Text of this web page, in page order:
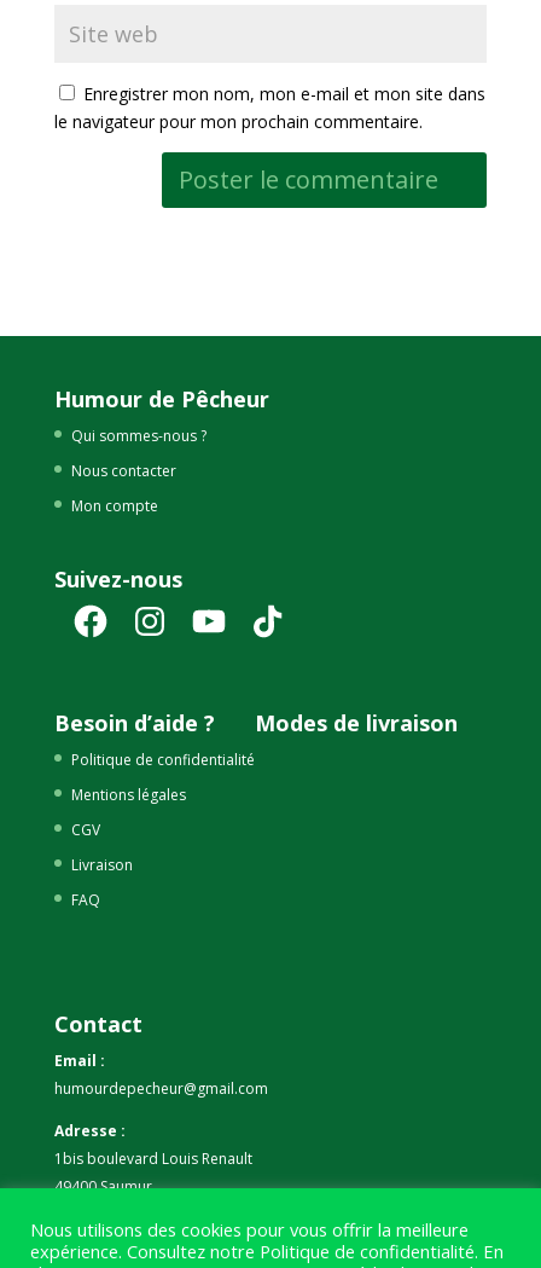
Enregistrer mon nom, mon e-mail et mon site dans
le navigateur pour mon prochain commentaire.
Humour de Pêcheur
Qui sommes-nous ?
Nous contacter
Mon compte
Suivez-nous
FacebookInstagramYouTube TikTok
Besoin d’aide ?
Politique de confidentialité
Mentions légales
CGV
Livraison
FAQ
Modes de livraison
Contact
Email :
humourdepecheur@gmail.com
Adresse :
1bis boulevard Louis Renault
49400 Saumur
Téléphone :
07 59 61 06 63
Nous utilisons des cookies pour vous offrir la meilleure
expérience. Consultez notre Politique de confidentialité. En